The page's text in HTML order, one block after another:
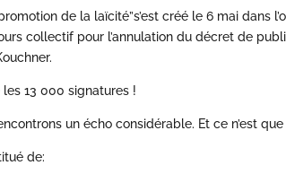
de la laïcité”s’est créé le 6 mai dans
collectif pour l’annulation du décret de
13 000 signatures !
un écho considérable. Et ce n’est
de: